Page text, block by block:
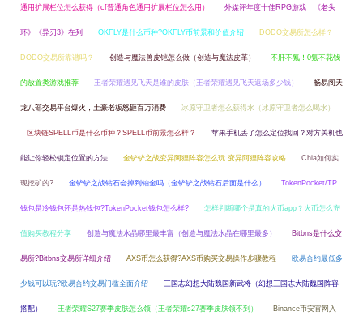
通用扩展栏位怎么获得（cf普通角色通用扩展栏位怎么用） 外媒评年度十佳RPG游戏：《老头
环》《异刃3》在列 OKFLY是什么币种?OKFLY币前景和价值介绍 DODO交易所怎么样？
DODO交易所靠谱吗？ 创造与魔法兽皮铠怎么做（创造与魔法皮革） 不肝不氪！0氪不花钱
的放置类游戏推荐 王者荣耀遇见飞天是谁的皮肤（王者荣耀遇见飞天返场多少钱） 畅易阁天
龙八部交易平台爆火，土豪老板怒砸百万消费 冰原守卫者怎么获得水（冰原守卫者怎么喝水）
区块链SPELL币是什么币种？SPELL币前景怎么样？ 苹果手机丢了怎么定位找回？对方关机也
能让你轻松锁定位置的方法 金铲铲之战变异阿狸阵容怎么玩 变异阿狸阵容攻略 Chia如何实
现挖矿的? 金铲铲之战钻石会掉到铂金吗（金铲铲之战钻石后面是什么） TokenPocket/TP
钱包是冷钱包还是热钱包?TokenPocket钱包怎么样? 怎样判断哪个是真的火币app？火币怎么充
值购买教程分享 创造与魔法水晶哪里最丰富（创造与魔法水晶在哪里最多） Bitbns是什么交
易所?Bitbns交易所详细介绍 AXS币怎么获得?AXS币购买交易操作步骤教程 欧易合约最低多
少钱可以玩?欧易合约交易门槛全面介绍 三国志幻想大陆魏国新武将（幻想三国志大陆魏国阵容
搭配） 王者荣耀S27赛季皮肤怎么领（王者荣耀s27赛季皮肤领不到） Binance币安官网入